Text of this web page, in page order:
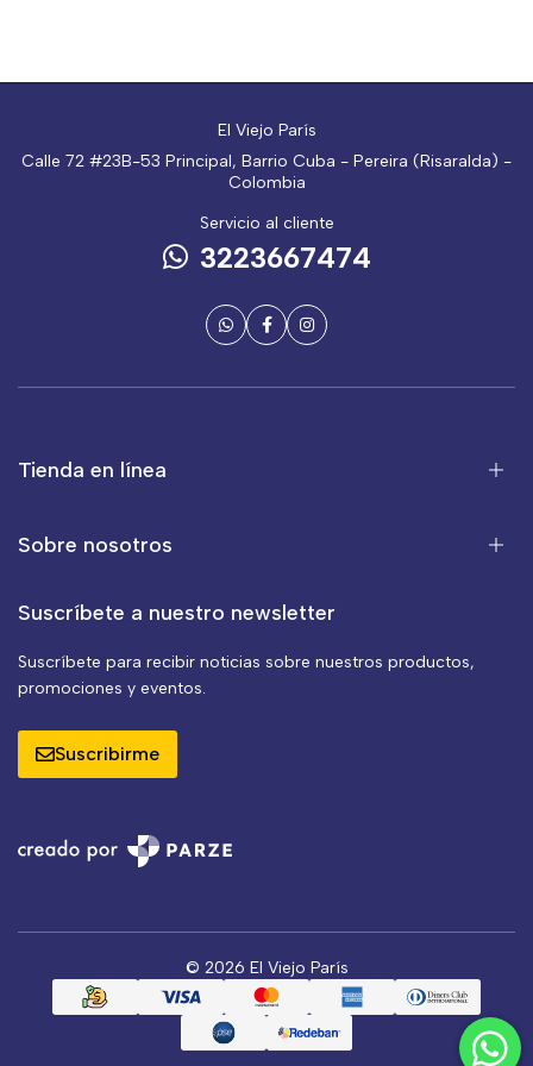
El Viejo París
Calle 72 #23B-53 Principal, Barrio Cuba - Pereira (Risaralda) -
Colombia
Servicio al cliente
3223667474
Tienda en línea
Sobre nosotros
Suscríbete a nuestro newsletter
Suscríbete para recibir noticias sobre nuestros productos,
promociones y eventos.
Suscribirme
© 2026 El Viejo París